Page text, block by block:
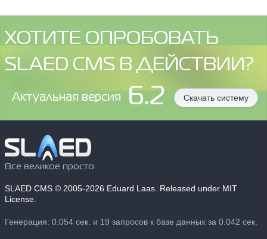
ХОТИТЕ ОПРОБОВАТЬ
SLAED CMS В ДЕЙСТВИИ?
Aктуальная версия 6.2 Скачать систему
Все великое просто
SLAED CMS © 2005-2026 Eduard Laas. Released under MIT
License.
Генерация: 0.054 сек. и 19 запросов к базе данных за 0.042 сек.